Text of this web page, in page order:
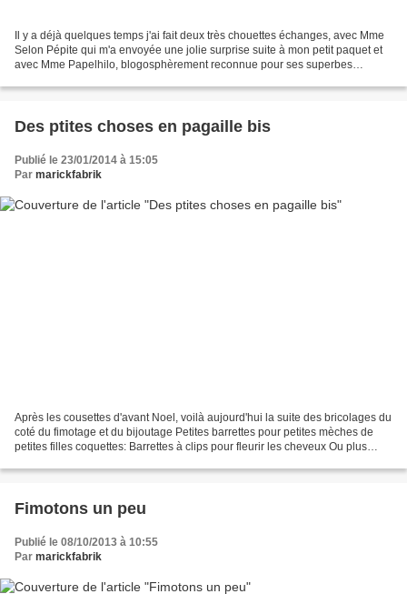
Il y a déjà quelques temps j'ai fait deux très chouettes échanges, avec Mme
Selon Pépite qui m'a envoyée une jolie surprise suite à mon petit paquet et
avec Mme Papelhilo, blogosphèrement reconnue pour ses superbes
Des ptites choses en pagaille bis
Publié le 23/01/2014 à 15:05
Par marickfabrik
Après les cousettes d'avant Noel, voilà aujourd'hui la suite des bricolages du
coté du fimotage et du bijoutage Petites barrettes pour petites mèches de
petites filles coquettes: Barrettes à clips pour fleurir les cheveux Ou plus
Fimotons un peu
Publié le 08/10/2013 à 10:55
Par marickfabrik